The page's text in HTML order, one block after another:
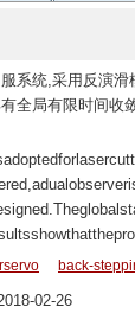
系统,采用反演
全局有限时间
back-
02-26